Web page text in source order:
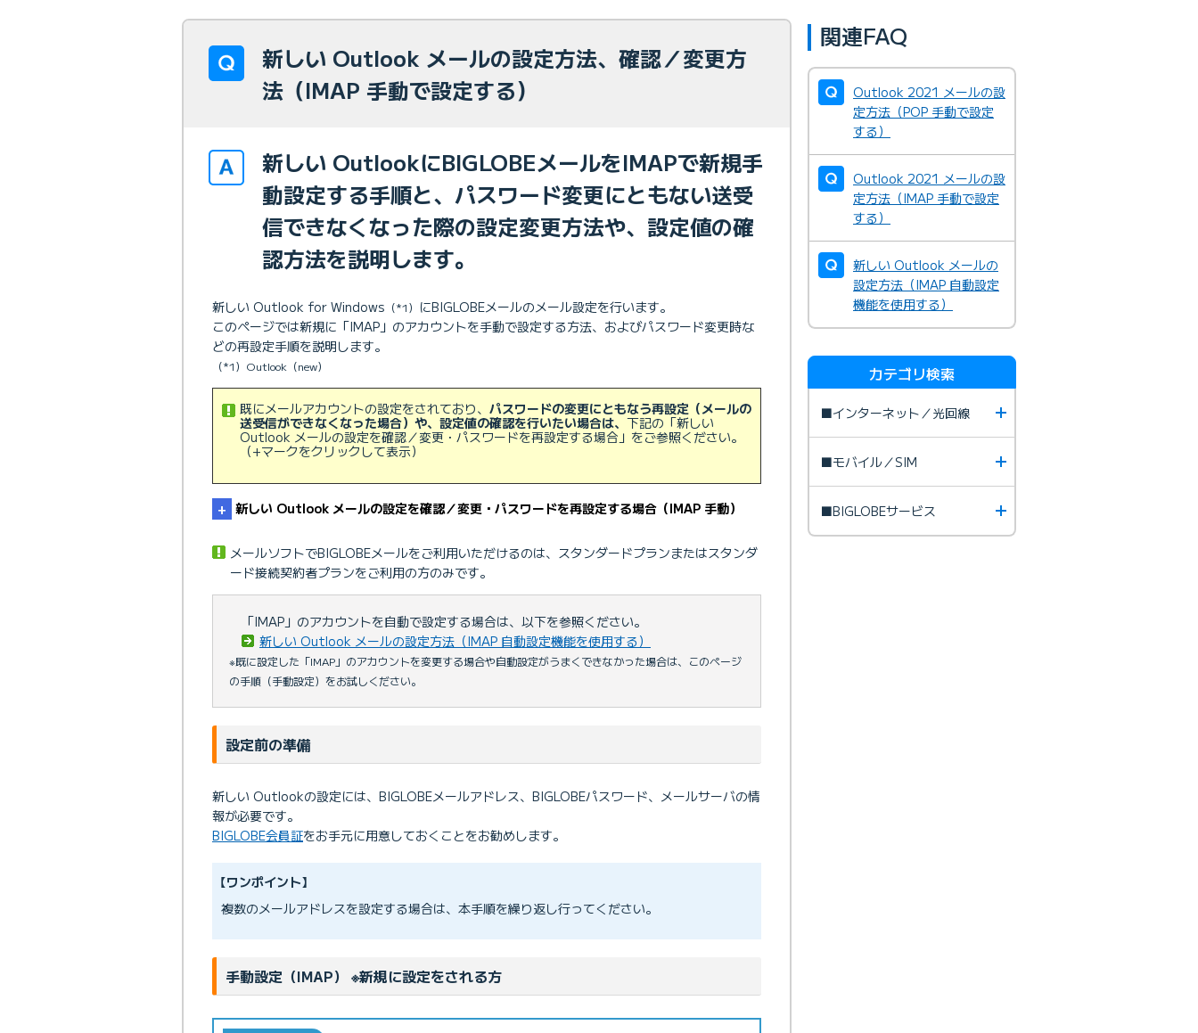
新しい Outlook メールの設定方法、確認／変更方
法（IMAP 手動で設定する）
新しい OutlookにBIGLOBEメールをIMAPで新規手
動設定する手順と、パスワード変更にともない送受
信できなくなった際の設定変更方法や、設定値の確
認方法を説明します。
新しい Outlook for Windows （*1） にBIGLOBEメールのメール設定を行います。
このページでは新規に「IMAP」のアカウントを手動で設定する方法、およびパスワード変更時な
どの再設定手順を説明します。
（*1）Outlook（new）
既にメールアカウントの設定をされており、 パスワードの変更にともなう再設定（メールの
送受信ができなくなった場合）や、設定値の確認を行いたい場合は、 下記の「新しい
Outlook メールの設定を確認／変更・パスワードを再設定する場合」をご参照ください。
（+マークをクリックして表示）
新しい Outlook メールの設定を確認／変更・パスワードを再設定する場合（IMAP 手動）
設定
管理
修復
■SMTP 構成
メールソフトでBIGLOBEメールをご利用いただけるのは、スタンダードプランまたはスタンダ
ード接続契約者プランをご利用の方のみです。
「IMAP」のアカウントを自動で設定する場合は、以下を参照ください。
新しい Outlook メールの設定方法（IMAP 自動設定機能を使用する）
※既に設定した「IMAP」のアカウントを変更する場合や自動設定がうまくできなかった場合は、このページ
の手順（手動設定）をお試しください。
設定前の準備
新しい Outlookの設定には、BIGLOBEメールアドレス、BIGLOBEパスワード、メールサーバの情
報が必要です。
BIGLOBE会員証をお手元に用意しておくことをお勧めします。
【ワンポイント】
複数のメールアドレスを設定する場合は、本手順を繰り返し行ってください。
手動設定（IMAP） ※新規に設定をされる方
関連FAQ
Outlook 2021 メールの設
定方法（POP 手動で設定
する）
Outlook 2021 メールの設
定方法（IMAP 手動で設定
する）
新しい Outlook メールの
設定方法（IMAP 自動設定
機能を使用する）
カテゴリ検索
■インターネット／光回線
■モバイル／SIM
■BIGLOBEサービス